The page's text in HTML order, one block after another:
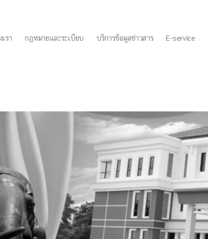
รา กฏหมายและระเบียบ บริการข้อมูลข่าวสาร E-service
ประจำปี 2567